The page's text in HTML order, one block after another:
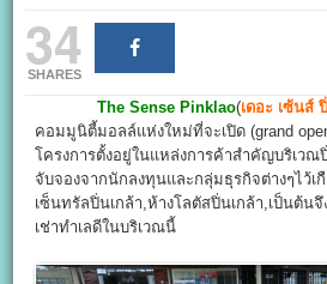
34
SHARES
The Sense Pinklao(เดอะ เซ้นส์
คอมมูนิตี้มอลล์แห่งใหม่ที่จะเปิด (grand
โครงการตั้งอยู่ในแหล่งการค้าสำคัญบริเวณ
จับจองจากนักลงทุนและกลุ่มธุรกิจต่างๆไว้เ
เซ็นทรัลปิ่นเกล้า,ห้างโลตัสปิ่นเกล้า,เป็นต้น
เช่าทำเลดีในบริเวณนี้